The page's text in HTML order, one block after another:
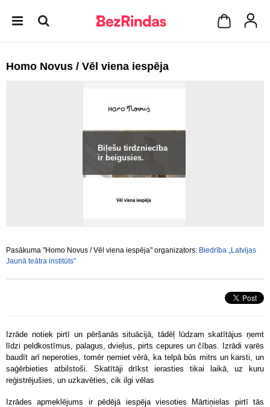
Homo Novus / Vēl viena iespēja
Biļešu tirdzniecība
ir beigusies.
Pasākuma "Homo Novus / Vēl viena iespēja" organizators: Biedrība „Latvijas
Jaunā teātra institūts”
Izrāde notiek pirtī un pēršanās situācijā, tādēļ lūdzam skatītājus ņemt
līdzi peldkostīmus, palagus, dvieļus, pirts cepures un čības. Izrādi varēs
baudīt arī neperoties, tomēr ņemiet vērā, ka telpā būs mitrs un karsti, un
saģērbieties atbilstoši. Skatītāji drīkst ierasties tikai laikā, uz kuru
reģistrējušies, un uzkavēties, cik ilgi vēlas
Izrādes apmeklējums ir pēdējā iespēja viesoties Mārtiņielas pirtī tās